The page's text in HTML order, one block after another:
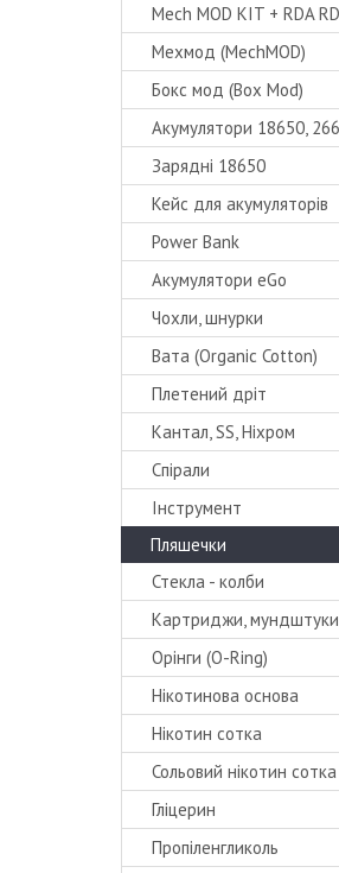
Mech MOD KIT + RDA
Мехмод (MechMOD)
Бокс мод (Box Mod)
Акумулятори 18650,
Зарядні 18650
Кейс для акумуляторів
Power Bank
Акумулятори eGo
Чохли, шнурки
Вата (Organic Cotton)
Плетений дріт
Кантал, SS, Ніхром
Спірали
Інструмент
Пляшечки
Стекла - колби
Картриджи, мундштуки
Орінги (O-Ring)
Нікотинова основа
Нікотин сотка
Сольовий нікотин сотка
Гліцерин
Пропіленгликоль